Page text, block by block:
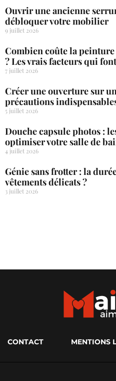
Ouvrir une ancienne
débloquer votre mobilier
9 juillet 2026
Combien coûte la
? Les vrais facteurs qui
7 juillet 2026
Créer une ouverture sur
précautions
5 juillet 2026
Douche capsule photos :
optimiser votre salle de
4 juillet 2026
Génie sans frotter : la
vêtements délicats ?
3 juillet 2026
CONTACT MENTIONS